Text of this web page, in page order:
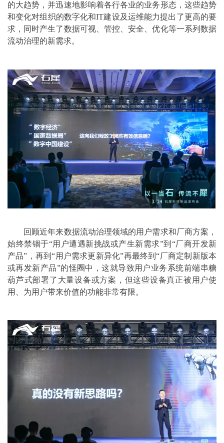
的大趋势，并迅速地影响着各行各业的业务形态，这些趋势
和变化对组织的数字化和IT建设及运维能力提出了更高的要
求，同时产生了数据可视、管控、安全、优化等一系列数据
流动治理的新需求。
回顾近年来数据流动治理领域的用户需求和厂商方案，
始终禁锢于“用户遭遇新挑战或产生新需求”到“厂商开发新
产品”，再到“用户需求更新异化”再最终到“厂商定制新版本
或再发新产品”的怪圈中，这就导致用户业务系统前端串糖
葫芦式部署了大量设备或方案，但这些设备真正被用户使
用、为用户带来价值的功能非常有限。